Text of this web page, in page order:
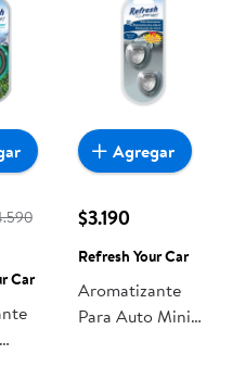
Car
$3.190
Refresh Your Car
Aromatizante
Para Auto Mini
Agregar